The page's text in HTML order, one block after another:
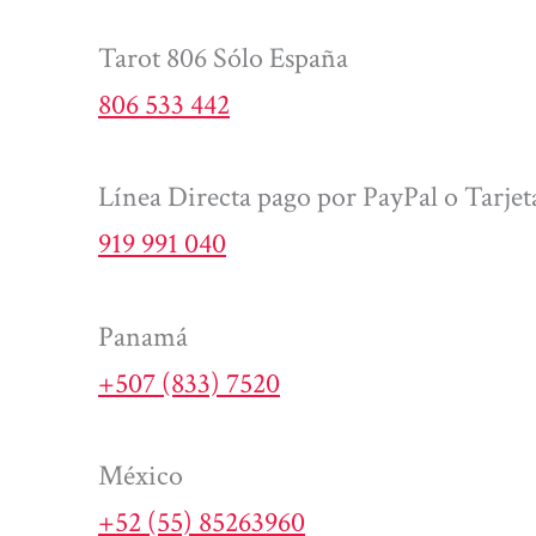
Tarot 806 Sólo España
806 533 442
Línea Directa pago por PayPal o
919 991 040
Panamá
+507 (833) 7520
México
+52 (55) 85263960